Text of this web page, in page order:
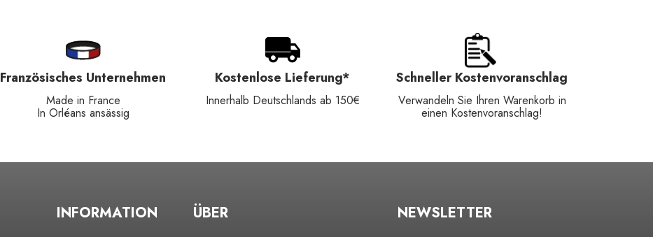
Französisches Unternehmen
Made in France
In Orléans ansässig
Kostenlose Lieferung*
Innerhalb Deutschlands ab 150€
Schneller Kostenvoranschlag
Verwandeln Sie Ihren Warenkorb in
einen Kostenvoranschlag!
INFORMATION ÜBER NEWSLETTER